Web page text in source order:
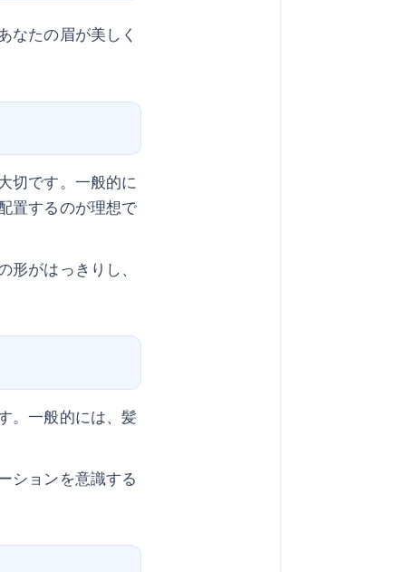
なたの眉が美しく
切です。一般的に
置するのが理想で
がはっきりし、
。一般的には、髪
ションを意識する